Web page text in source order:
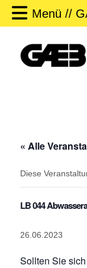
Menü //
« Alle
Diese
LB 044
26.06.2023
Sollten Sie